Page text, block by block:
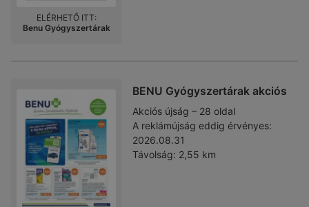
ELÉRHETŐ ITT:
Benu Gyógyszertárak
BENU Gyógyszertárak akciós
Akciós újság – 28 oldal
A reklámújság eddig érvényes:
2026.08.31
Távolság: 2,55 km